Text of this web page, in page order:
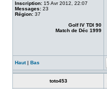
Inscription: 15 Avr 2012, 22:07
Messages: 23
Région: 37
Golf IV TDI 90
Match de Déc 1999
Haut| Bas
toto453